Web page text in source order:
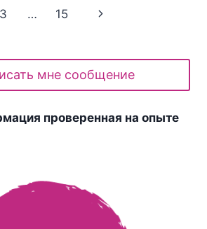
3 … 15
Следующая
мне сообщение
проверенная на опыте